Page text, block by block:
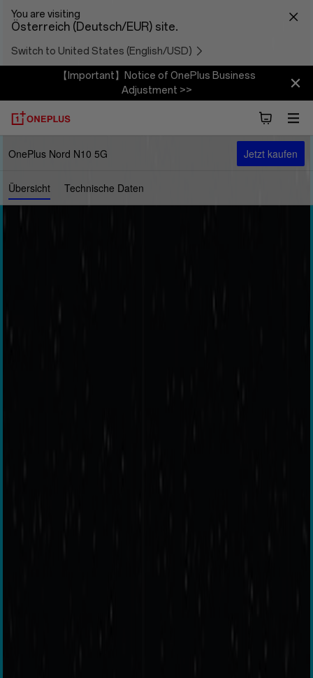
You are visiting
Österreich (Deutsch/EUR) site.
Switch to United States (English/USD)
【Important】Notice of OnePlus Business
Adjustment >>
OnePlus Nord N10 5G
Übersicht Technische Daten
Jetzt kaufen
Nord N10 5G